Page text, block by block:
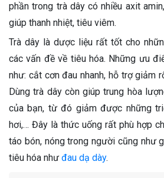
phần trong trà dây có nhiều axit
giúp thanh nhiệt, tiêu viêm.
Trà dây là dược liệu rất tốt cho
các vấn đề về tiêu hóa. Những ưu
như: cắt cơn đau nhanh, hỗ trợ giảm
Dùng trà dây còn giúp trung hòa
của bạn, từ đó giảm được những
hơi,… Đây là thức uống rất phù hợp
táo bón, nóng trong người cũng như
tiêu hóa như đau dạ dày.